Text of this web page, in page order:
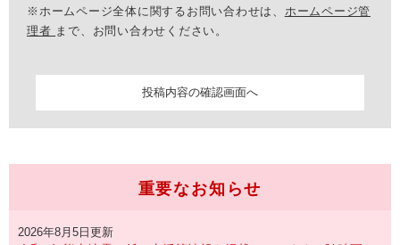
※ホームページ全体に関するお問い合わせは、 ホームページ管
理者 まで、お問い合わせください。
重要なお知らせ
2026年8月5日更新